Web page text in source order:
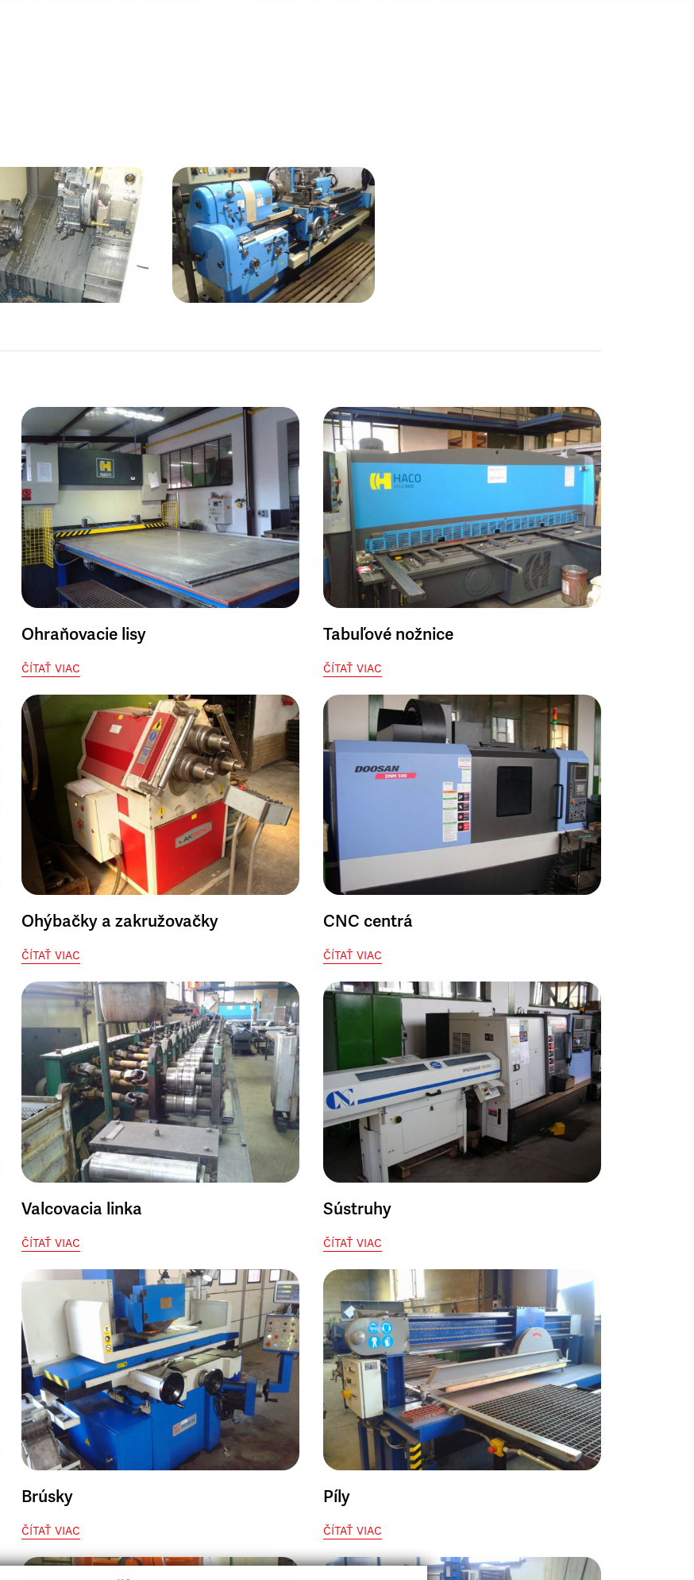
Ohraňovacie lisy
ČÍTAŤ VIAC
Tabuľové nožnice
ČÍTAŤ VIAC
Ohýbačky a zakružovačky
ČÍTAŤ VIAC
CNC centrá
ČÍTAŤ VIAC
Valcovacia linka
ČÍTAŤ VIAC
Sústruhy
ČÍTAŤ VIAC
Brúsky
ČÍTAŤ VIAC
Píly
ČÍTAŤ VIAC